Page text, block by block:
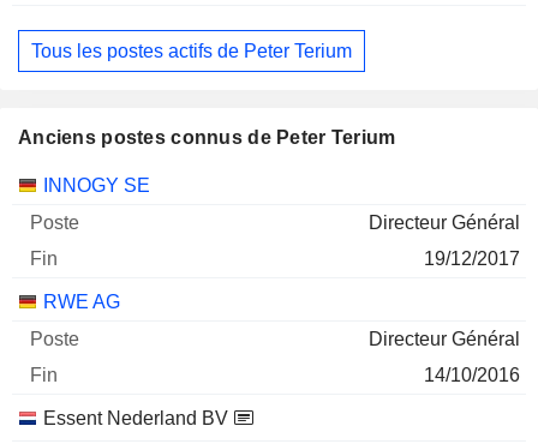
Tous les postes actifs de Peter Terium
Anciens postes connus de Peter Terium
Sociétés Poste
INNOGY SE
Directeur Général
19/12/2017
RWE AG
Directeur Général
14/10/2016
Essent Nederland BV